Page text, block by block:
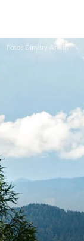
Foto: Dimitry Anikin